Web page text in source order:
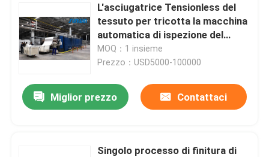
L'asciugatrice Tensionless del
tessuto per tricotta la macchina
automatica di ispezione del
tessuto del passaggio del
tessuto 3
MOQ：1 insieme
Prezzo：USD5000-100000
Miglior prezzo Contattaci
Singolo processo di finitura di